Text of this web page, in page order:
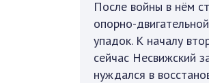
После войны в нём
опорно-
упадок. К началу
сейчас Несвижский
нуждался в